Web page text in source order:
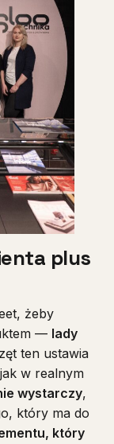
plus
żeby
— lady
ten ustawia
w realnym
wystarczy,
który ma do
który